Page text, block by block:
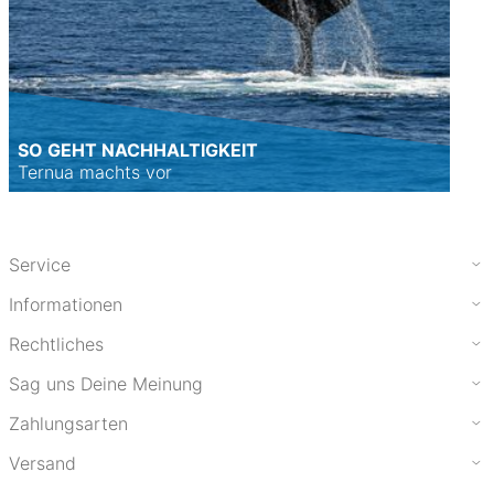
SO GEHT NACHHALTIGKEIT
Ternua machts vor
Service
Informationen
Rechtliches
Sag uns Deine Meinung
Zahlungsarten
Versand